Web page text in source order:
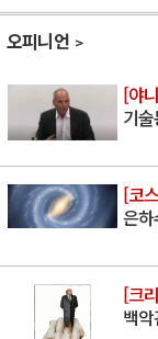
오피니언
[야
기
[코
은
[크
백